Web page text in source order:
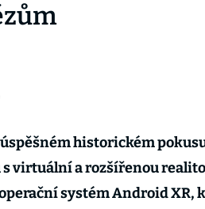
historickém
virtuální a rozšířenou
systém Android XR,